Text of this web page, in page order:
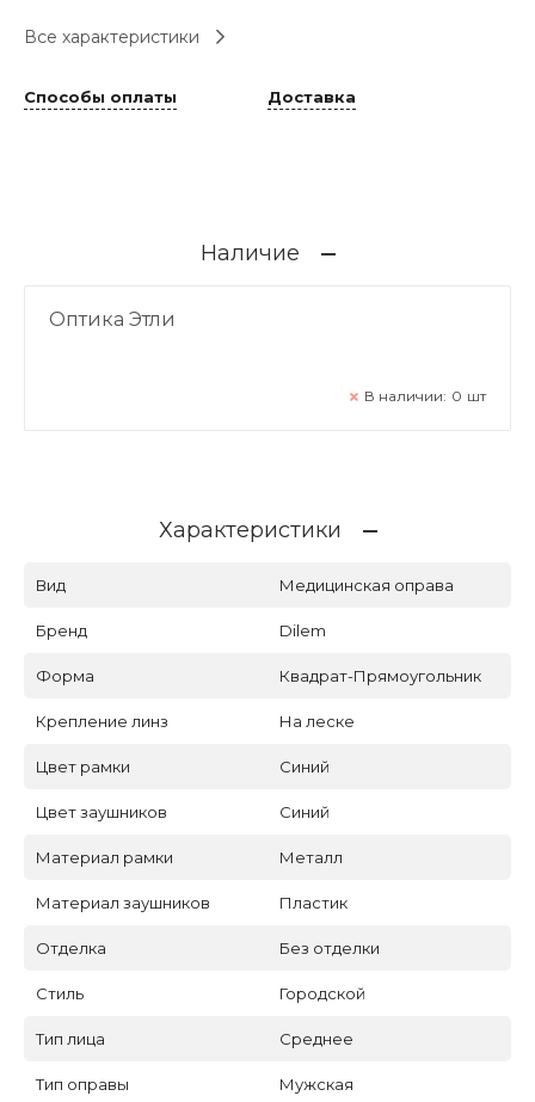
Все характеристики
Способы оплаты Доставка
Наличие
Оптика Этли
В наличии: 0 шт
Характеристики
Вид Медицинская оправа
Бренд Dilem
Форма Квадрат-Прямоугольник
Крепление линз На леске
Цвет рамки Синий
Цвет заушников Синий
Материал рамки Металл
Материал заушников Пластик
Отделка Без отделки
Стиль Городской
Тип лица Среднее
Тип оправы Мужская